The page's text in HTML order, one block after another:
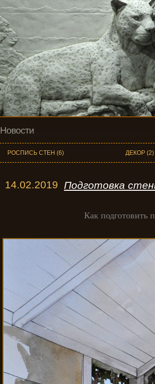
Новости
РОСПИСЬ СТЕН (6) ДЕКОР (2)
14.02.2019 Подготовка
Как подготовить